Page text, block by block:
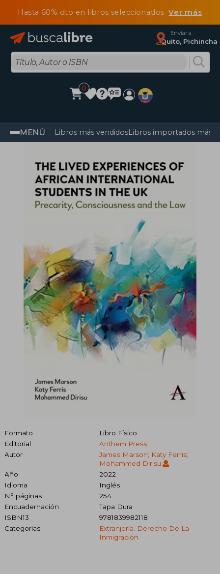
Hasta 60% dto en libros seleccionadosVer más
Enviar a
Quito, Pichincha
0
MENÚ Libros más vendidosLibros importados más
Formato
Libro Físico
Editorial
Anthem Press
Autor
James Marson; Katy Ferris;
Mohammed Dirisu
Año
2022
Idioma
Inglés
N° páginas
254
Encuadernación
Tapa Dura
ISBN13
9781839982118
Categorías
Extranjería. Derecho De La
Inmigración